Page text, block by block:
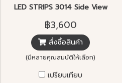
LED STRIPS 3014 Side View
฿3,600
สั่งซื้อสินค้า
(มีหลายคุณสมบัติให้เลือก)
เปรียบเทียบ